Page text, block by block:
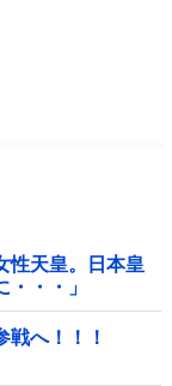
性天皇。日本皇
・・」
戦へ！！！